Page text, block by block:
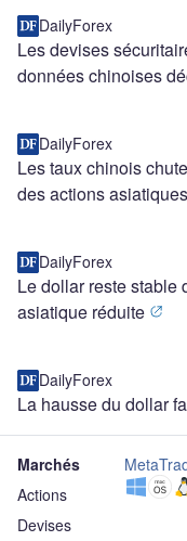
DailyForex
Les devises
données chinoises
DailyForex
Les taux chinois
des actions asiatiques
DailyForex
Le dollar reste stable
asiatique réduite
DailyForex
La hausse du dollar
Marchés
Actions
Devises